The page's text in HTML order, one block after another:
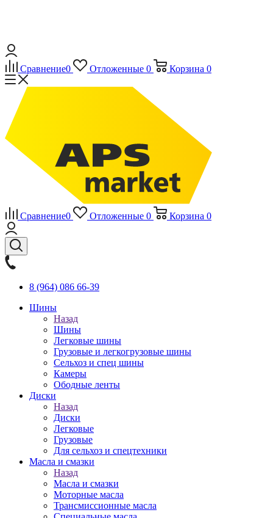
Сравнение0 Отложенные 0 Корзина 0
Сравнение0 Отложенные 0 Корзина 0
8 (964) 086 66-39
Шины
Назад
Шины
Легковые шины
Грузовые и легкогрузовые шины
Сельхоз и спец шины
Камеры
Ободные ленты
Диски
Назад
Диски
Легковые
Грузовые
Для сельхоз и спецтехники
Масла и смазки
Назад
Масла и смазки
Моторные масла
Трансмиссионные масла